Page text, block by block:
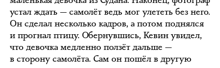
устал ждать — самолёт ведь мог улететь без него.
Он сделал несколько кадров, а потом поднялся
и прогнал птицу. Обернувшись, Кевин увидел,
что девочка медленно ползёт дальше —
в сторону самолёта. Сам он пошёл в другую